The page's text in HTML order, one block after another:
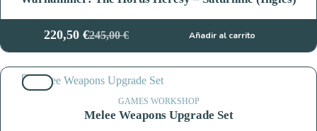
245,00€
El
precio
original
era:
245,00 €.
220,50 €El
precio
actual
es:
220,50 €.
Añadir al carrito
GAMES WORKSHOP
Melee Weapons Upgrade Set